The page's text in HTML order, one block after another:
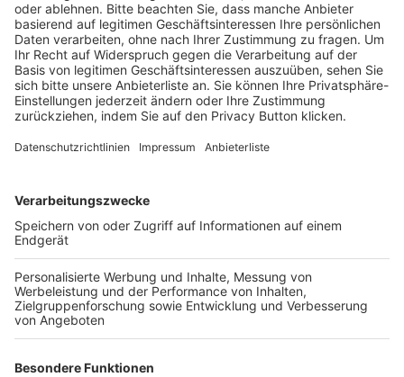
BFV-Geschäftsstellen
Trainerbörse
Login SpielPlus
FOLGE DEM BFV
TOP-VEREINE
TOP-PARTNER